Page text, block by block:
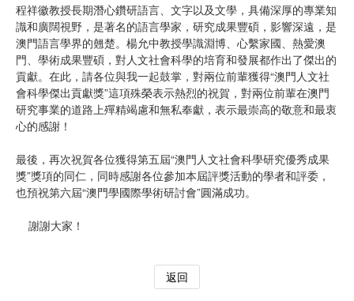
程祥徽教授長期潛心鑽研語言、文字以及文學，具備深厚的專業知
識和廣闊視野，是著名的語言學家，研究成果豐碩，影響深遠，是
澳門語言學界的翹楚。楊允中教授學識淵博、心繫家國、熱愛澳
門、學術成果豐碩，對人文社會科學的培育和發展都作出了傑出的
貢獻。在此，請各位與我一起鼓掌，對兩位前輩獲得“澳門人文社
會科學傑出貢獻獎”這項殊榮表示熱烈的祝賀，對兩位前輩在澳門
研究事業的道路上殫精竭慮和無私奉獻，表示最崇高的敬意和最衷
心的感謝！
最後，再次祝賀各位獲得第五屆“澳門人文社會科學研究優秀成果
獎”獎項的同仁，同時感謝各位參加本屆評獎活動的學者和評委，
也預祝第六屆“澳門學國際學術研討會”圓滿成功。
謝謝大家！
返回